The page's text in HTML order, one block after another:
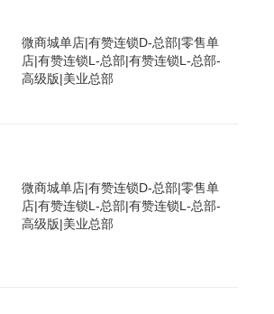
微商城单店|有赞连锁D-总部|零售单
店|有赞连锁L-总部|有赞连锁L-总部-
高级版|美业总部
微商城单店|有赞连锁D-总部|零售单
店|有赞连锁L-总部|有赞连锁L-总部-
高级版|美业总部